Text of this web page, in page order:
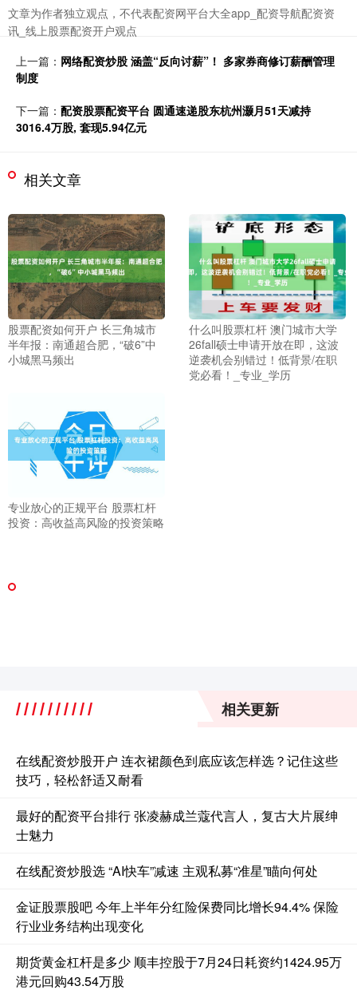
文章为作者独立观点，不代表配资网平台大全app_配资导航配资资
讯_线上股票配资开户观点
上一篇： 网络配资炒股 涵盖“反向讨薪”！ 多家券商修订薪酬管理
制度
下一篇： 配资股票配资平台 圆通速递股东杭州灏月51天减持
3016.4万股, 套现5.94亿元
相关文章
股票配资如何开户 长三角城市
半年报：南通超合肥，“破6”中
小城黑马频出
什么叫股票杠杆 澳门城市大学
26fall硕士申请开放在即，这波
逆袭机会别错过！低背景/在职
党必看！_专业_学历
专业放心的正规平台 股票杠杆
投资：高收益高风险的投资策略
相关更新
在线配资炒股开户 连衣裙颜色到底应该怎样选？记住这些
技巧，轻松舒适又耐看
最好的配资平台排行 张凌赫成兰蔻代言人，复古大片展绅
士魅力
在线配资炒股选 “AI快车”减速 主观私募“准星”瞄向何处
金证股票股吧 今年上半年分红险保费同比增长94.4% 保险
行业业务结构出现变化
期货黄金杠杆是多少 顺丰控股于7月24日耗资约1424.95万
港元回购43.54万股